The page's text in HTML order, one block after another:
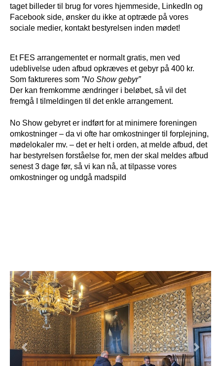
taget billeder til brug for vores hjemmeside, LinkedIn og
Facebook side, ønsker du ikke at optræde på vores
sociale medier, kontakt bestyrelsen inden mødet!
Et FES arrangementet er normalt gratis, men ved
udeblivelse uden afbud opkræves et gebyr på 400 kr.
Som faktureres som ”No Show gebyr”
Der kan fremkomme ændringer i beløbet, så vil det
fremgå I tilmeldingen til det enkle arrangement.
No Show gebyret er indført for at minimere foreningen
omkostninger – da vi ofte har omkostninger til forplejning,
mødelokaler mv. – det er helt i orden, at melde afbud, det
har bestyrelsen forståelse for, men der skal meldes afbud
senest 3 dage før, så vi kan nå, at tilpasse vores
omkostninger og undgå madspild
Forrige